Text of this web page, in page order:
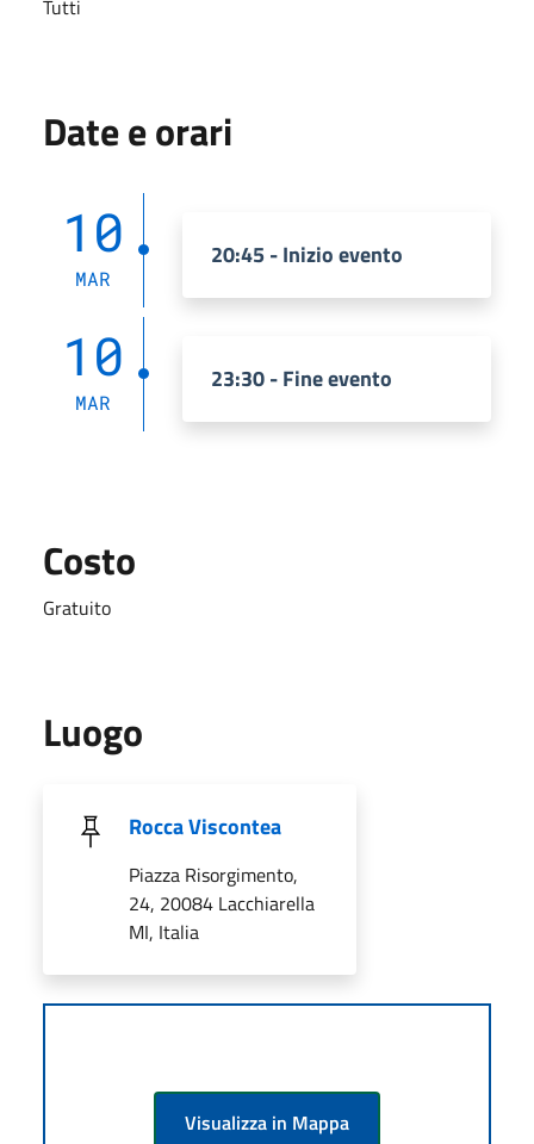
Tutti
Date e orari
10
MAR
20:45 - Inizio evento
10
MAR
23:30 - Fine evento
Costo
Gratuito
Luogo
Rocca Viscontea
Piazza Risorgimento,
24, 20084 Lacchiarella
MI, Italia
Visualizza in Mappa